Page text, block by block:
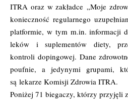
ITRA oraz w zakładce „Moje
konieczność regularnego
platformie, w tym m.in. informacji
leków i suplementów diety,
kontroli dopingowej. Dane
poufnie, a jedynymi grupami,
są lekarze Komisji Zdrowia ITRA.
Poniżej 71 biegaczy, którzy przyjęli